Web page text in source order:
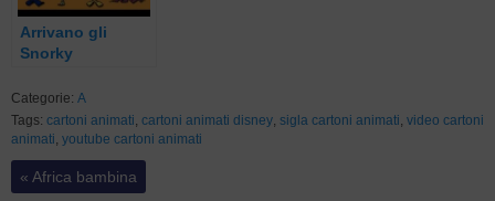
Arrivano gli
Snorky
Categorie: A
Tags: cartoni animati cartoni animati disney sigla cartoni animati video cartoni
animati youtube cartoni animati
« Africa bambina